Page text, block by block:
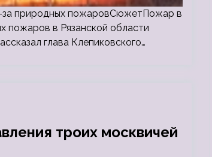
за природных пожаровСюжетПожар в
в Рязанской области
глава Клепиковского…
троих москвичей